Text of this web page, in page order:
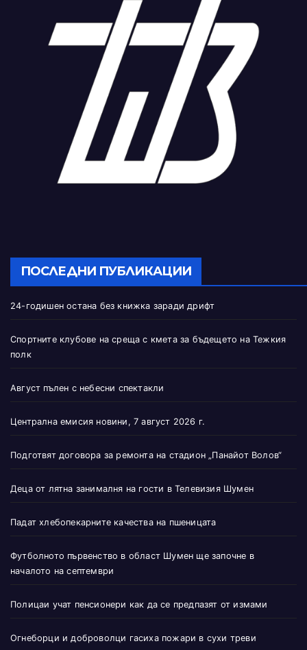
ПОСЛЕДНИ ПУБЛИКАЦИИ
24-годишен остана без книжка заради дрифт
Спортните клубове на среща с кмета за бъдещето на Тежкия
полк
Август пълен с небесни спектакли
Централна емисия новини, 7 август 2026 г.
Подготвят договора за ремонта на стадион „Панайот Волов“
Деца от лятна занималня на гости в Телевизия Шумен
Падат хлебопекарните качества на пшеницата
Футболното първенство в област Шумен ще започне в
началото на септември
Полицаи учат пенсионери как да се предпазят от измами
Огнеборци и доброволци гасиха пожари в сухи треви